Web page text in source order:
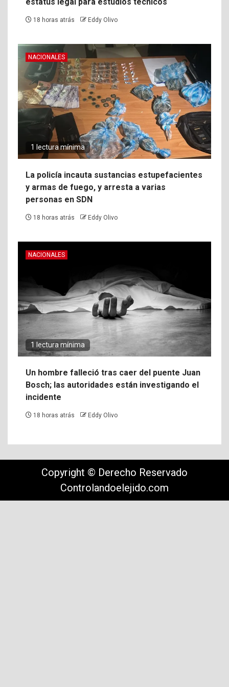
18 horas atrás Eddy Olivo
NACIONALES
1 lectura mínima
La policía incauta sustancias estupefacientes
y armas de fuego, y arresta a varias
personas en SDN
18 horas atrás Eddy Olivo
NACIONALES
1 lectura mínima
Un hombre falleció tras caer del puente Juan
Bosch; las autoridades están investigando el
incidente
18 horas atrás Eddy Olivo
Copyright © Derecho Reservado
Controlandoelejido.com